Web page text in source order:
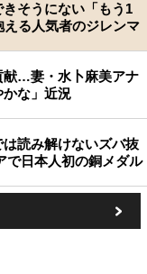
そうにない「もう1
る人気者のジレンマ
献…妻・水卜麻美アナ
かな」近況
読み解けないズバ抜
で日本人初の銅メダル